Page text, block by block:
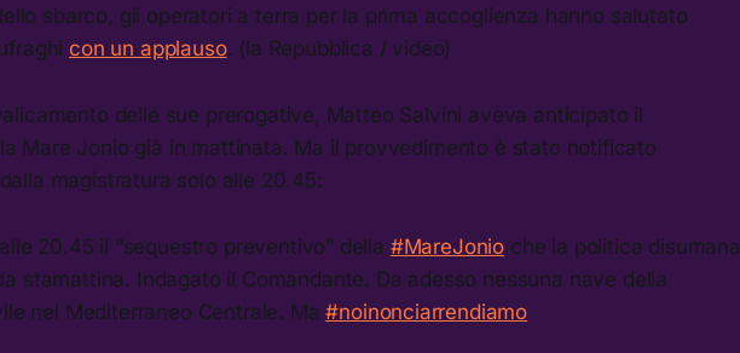
sbarco, gli operatori a terra per la prima accoglienza hanno salutato
con un applauso. (la Repubblica / video)
delle sue prerogative, Matteo Salvini aveva anticipato il
Mare Jonio già in mattinata. Ma il provvedimento è stato notificato
magistratura solo alle 20.45:
20.45 il “sequestro preventivo” della #MareJonio che la politica disumana
stamattina. Indagato il Comandante. Da adesso nessuna nave della
nel Mediterraneo Centrale. Ma#noinonciarrendiamo